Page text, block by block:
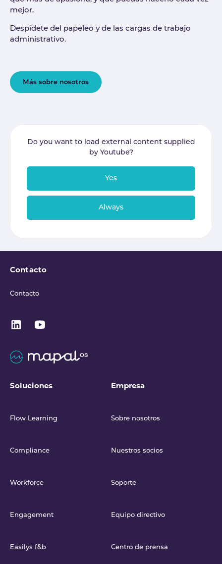
mejor.
Despídete del papeleo y de las cargas de trabajo
administrativo.
Más sobre nosotros
Do you want to load external content supplied
by Youtube?
Yes
Always
Contacto
Contacto
Soluciones
Flow Learning
Compliance
Workforce
Engagement
Easilys f&b
Empresa
Sobre nosotros
Nuestros socios
Soporte
Equipo directivo
Centro de prensa